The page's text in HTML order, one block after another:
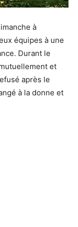
à
équipes à une
Durant le
et
après le
à la donne et